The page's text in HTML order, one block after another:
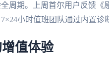
周期。上周首尔用户反馈《
小时值班团队通过内置诊
值体验